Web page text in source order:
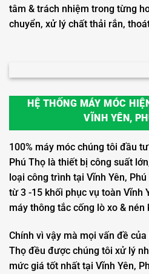
tâm & trách nhiệm trong từng
chuyển, xử lý chất thải rắn,
HỆ THỐNG MÁY MÓC
VĨNH YÊN,
100% máy móc chúng tôi đầu
Phú Thọ là thiết bị công suất
loại công trình tại Vĩnh Yên,
từ 3 -15 khối phục vụ toàn Vĩnh
máy thông tắc cống lò xo &
Chính vì vậy mà mọi vấn đề
Thọ đều được chúng tôi xử lý
mức giá tốt nhất tại Vĩnh Yên,